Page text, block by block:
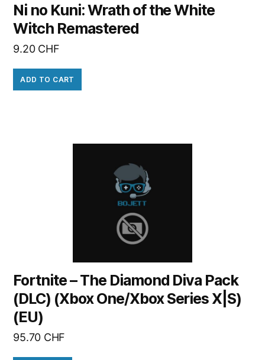
Ni no Kuni: Wrath of the White
Witch Remastered
9.20 CHF
ADD TO CART
Fortnite – The Diamond Diva Pack
(DLC) (Xbox One/Xbox Series X|S)
(EU)
95.70 CHF